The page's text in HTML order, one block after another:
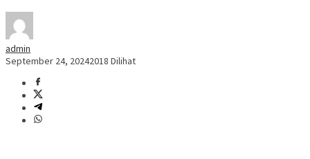
admin
September 24, 20242018 Dilihat